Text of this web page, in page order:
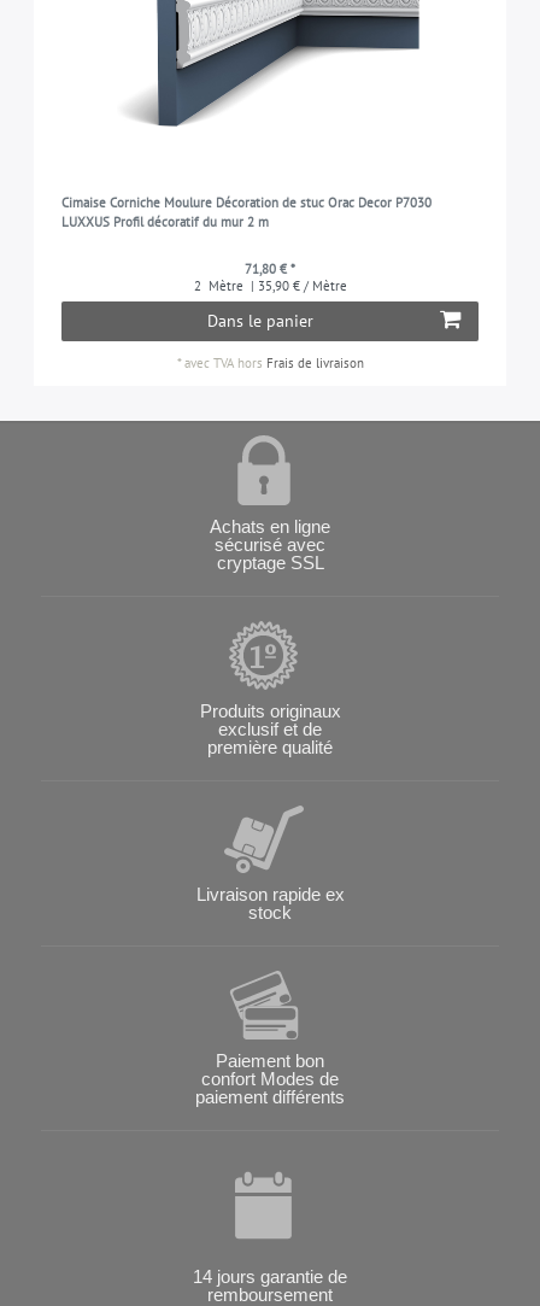
Cimaise Corniche Moulure Décoration de stuc Orac Decor P7030
LUXXUS Profil décoratif du mur 2 m
71,80 € *
2 Mètre | 35,90 € / Mètre
Dans le panier
*avec TVAhors Frais de livraison
Achats en ligne
sécurisé avec
cryptage SSL
Produits originaux
exclusif et de
première qualité
Livraison rapide ex
stock
Paiement bon
confort Modes de
paiement différents
14 jours garantie de
remboursement